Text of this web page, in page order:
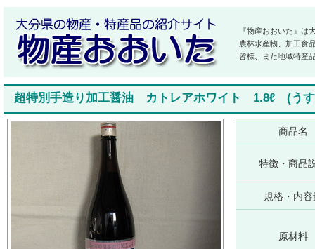
『物産おおいた』は
農林水産物、加工食
皆様、また地域特産
超特別手造り加工醤油 カトレアホワイト 1.8ℓ (う
商品名
特徴・商品
規格・内容
原材料